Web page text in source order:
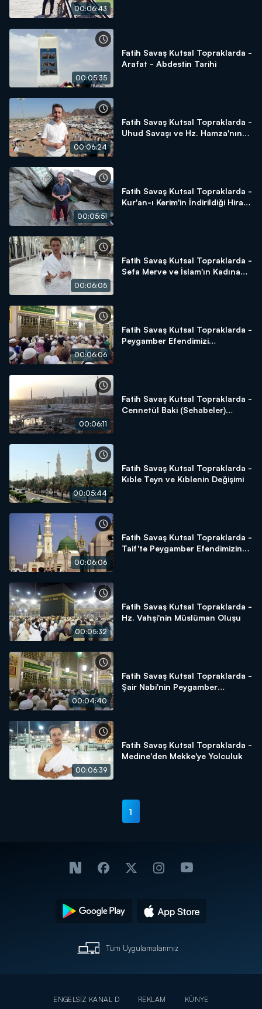
00:06:43
00:05:35
Fatih Savaş Kutsal Topraklarda -
Arafat - Abdestin Tarihi
00:06:24
Fatih Savaş Kutsal Topraklarda -
Uhud Savaşı ve Hz. Hamza'nın
00:05:51
Fatih Savaş Kutsal Topraklarda -
Kur'an-ı Kerim'in İndirildiği Hira
00:06:05
Fatih Savaş Kutsal Topraklarda -
Sefa Merve ve İslam'ın Kadına
00:06:06
Fatih Savaş Kutsal Topraklarda -
Peygamber Efendimizi
00:06:11
Fatih Savaş Kutsal Topraklarda -
Cennetül Baki (Sehabeler)
00:05:44
Fatih Savaş Kutsal Topraklarda -
Kıble Teyn ve Kıblenin Değişimi
00:06:06
Fatih Savaş Kutsal Topraklarda -
Taif'te Peygamber Efendimizin
00:05:32
Fatih Savaş Kutsal Topraklarda -
Hz. Vahşi'nin Müslüman Oluşu
00:04:40
Fatih Savaş Kutsal Topraklarda -
Şair Nabi'nin Peygamber
00:06:39
Fatih Savaş Kutsal Topraklarda -
Medine'den Mekke'ye Yolculuk
1
Tüm Uygulamalarımız
ENGELSİZ KANAL D REKLAM
KÜNYE